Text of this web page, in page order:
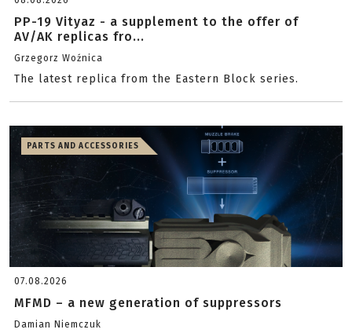
PP-19 Vityaz - a supplement to the offer of
AV/AK replicas fro...
Grzegorz Woźnica
The latest replica from the Eastern Block series.
PARTS AND ACCESSORIES
07.08.2026
MFMD – a new generation of suppressors
Damian Niemczuk